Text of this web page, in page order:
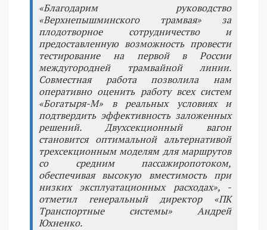
«Благодарим руководство
«Верхнепышминского трамвая» за
плодотворное сотрудничество и
предоставленную возможность провести
тестирование на первой в России
междугородней трамвайной линии.
Совместная работа позволила нам
оперативно оценить работу всех систем
«Богатыря-М» в реальных условиях и
подтвердить эффективность заложенных
решений. Двухсекционный вагон
становится оптимальной альтернативой
трехсекционным моделям для маршрутов
со средним пассажиропотоком,
обеспечивая высокую вместимость при
низких эксплуатационных расходах», -
отметил генеральный директор «ПК
Транспортные системы» Андрей
Юхненко.